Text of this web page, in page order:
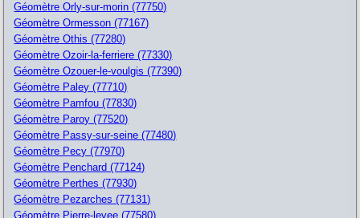
Géomètre Orly-sur-morin (77750)
Géomètre Ormesson (77167)
Géomètre Othis (77280)
Géomètre Ozoir-la-ferriere (77330)
Géomètre Ozouer-le-voulgis (77390)
Géomètre Paley (77710)
Géomètre Pamfou (77830)
Géomètre Paroy (77520)
Géomètre Passy-sur-seine (77480)
Géomètre Pecy (77970)
Géomètre Penchard (77124)
Géomètre Perthes (77930)
Géomètre Pezarches (77131)
Géomètre Pierre-levee (77580)